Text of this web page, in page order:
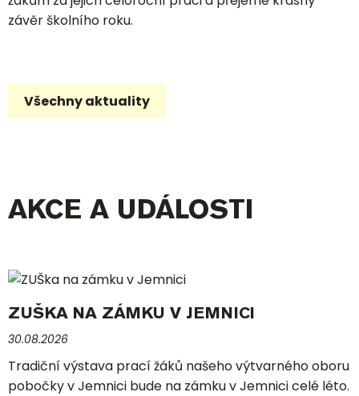
závěr školního roku.
Všechny aktuality
AKCE A UDÁLOSTI
ZUŠKA NA ZÁMKU V JEMNICI
30.08.2026
Tradiční výstava prací žáků našeho výtvarného oboru
pobočky v Jemnici bude na zámku v Jemnici celé léto.